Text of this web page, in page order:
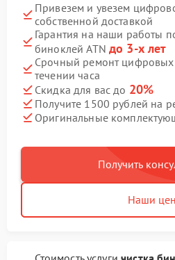
Привезем и увезем
собственной доставкой
Гарантия на наши работы
биноклей ATN до 3-х лет
Срочный ремонт цифровых
течении часа
Скидка для вас до 20%
Получите 1500 рублей на
Оригинальные
Получить
Наши